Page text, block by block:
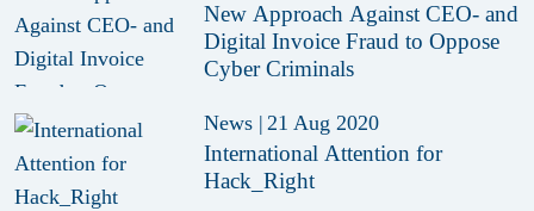
New Approach Against CEO- and
Digital Invoice Fraud to Oppose
Cyber Criminals
News | 21 Aug 2020
International Attention for
Hack_Right